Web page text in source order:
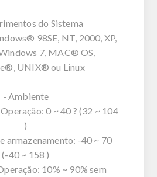
do Sistema
98SE, NT, 2000, XP,
7, MAC® OS,
UNIX® ou Linux
- Ambiente
0 ~ 40 ? (32 ~ 104
)
armazenamento: -40 ~ 70
(-40 ~ 158 )
10% ~ 90% sem